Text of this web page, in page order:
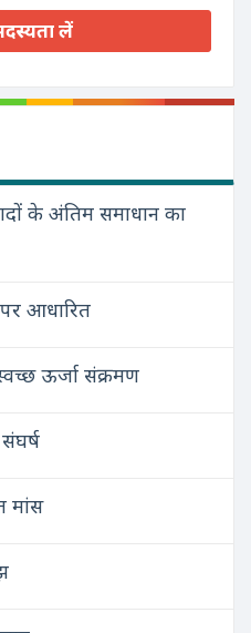
लें
के अंतिम समाधान का
आधारित
ऊर्जा संक्रमण
मांस